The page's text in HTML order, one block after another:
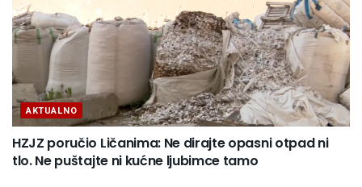
AKTUALNO
HZJZ poručio Ličanima: Ne dirajte opasni otpad ni
tlo. Ne puštajte ni kućne ljubimce tamo